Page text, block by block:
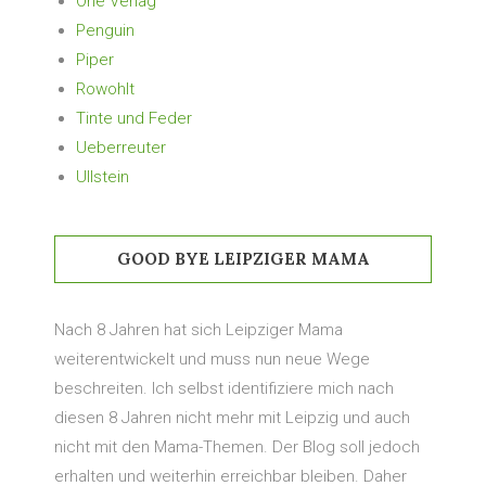
Penguin
Piper
Rowohlt
Tinte und Feder
Ueberreuter
Ullstein
GOOD BYE LEIPZIGER MAMA
Nach 8 Jahren hat sich Leipziger Mama
weiterentwickelt und muss nun neue Wege
beschreiten. Ich selbst identifiziere mich nach
diesen 8 Jahren nicht mehr mit Leipzig und auch
nicht mit den Mama-Themen. Der Blog soll jedoch
erhalten und weiterhin erreichbar bleiben. Daher